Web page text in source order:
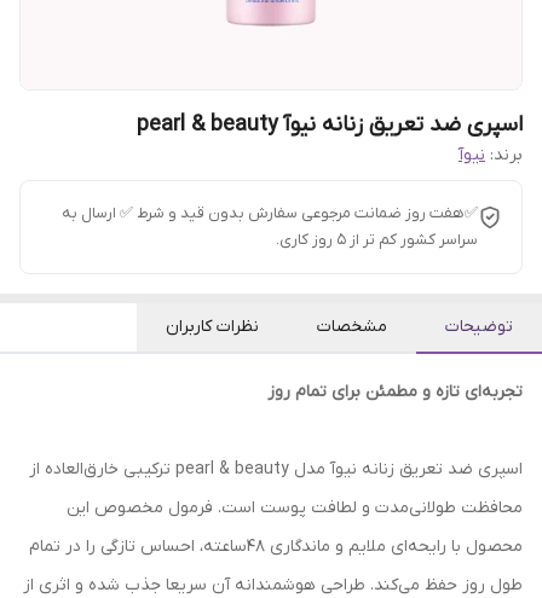
اسپری ضد تعریق زنانه نیوآ pearl & beauty
برند: نیوآ
✅هفت روز ضمانت مرجوعی سفارش بدون قید و شرط ✅ ارسال به
سراسر کشور کم تر از 5 روز کاری.
توضیحات مشخصات نظرات کاربران
تجربه‌ای تازه و مطمئن برای تمام روز
اسپری ضد تعریق زنانه نیوآ مدل pearl & beauty ترکیبی خارق‌العاده از
محافظت طولانی‌مدت و لطافت پوست است. فرمول مخصوص این
محصول با رایحه‌ای ملایم و ماندگاری ۴۸ساعته، احساس تازگی را در تمام
طول روز حفظ می‌کند. طراحی هوشمندانه آن سریعا جذب شده و اثری از